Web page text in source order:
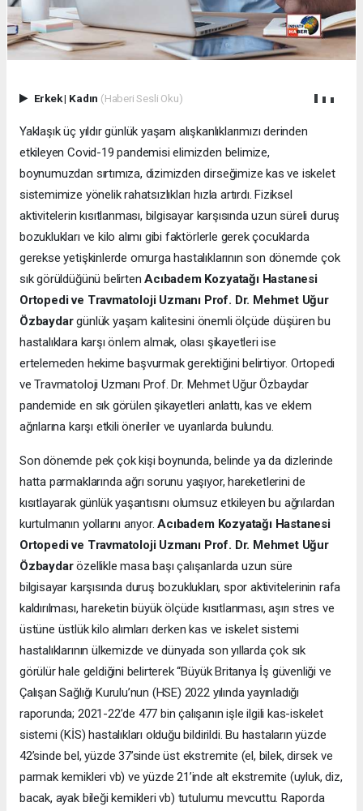
Erkek| Kadın (Haberi Sesli Oku)
Yaklaşık üç yıldır günlük yaşam alışkanlıklarımızı derinden
etkileyen Covid-19 pandemisi elimizden belimize,
boynumuzdan sırtımıza, dizimizden dirseğimize kas ve iskelet
sistemimize yönelik rahatsızlıkları hızla artırdı. Fiziksel
aktivitelerin kısıtlanması, bilgisayar karşısında uzun süreli duruş
bozuklukları ve kilo alımı gibi faktörlerle gerek çocuklarda
gerekse yetişkinlerde omurga hastalıklarının son dönemde çok
sık görüldüğünü belirtenAcıbadem Kozyatağı Hastanesi
Ortopedi ve Travmatoloji Uzmanı Prof. Dr. Mehmet Uğur
Özbaydargünlük yaşam kalitesini önemli ölçüde düşüren bu
hastalıklara karşı önlem almak, olası şikayetleri ise
ertelemeden hekime başvurmak gerektiğini belirtiyor. Ortopedi
ve Travmatoloji Uzmanı Prof. Dr. Mehmet Uğur Özbaydar
pandemide en sık görülen şikayetleri anlattı, kas ve eklem
ağrılarına karşı etkili öneriler ve uyarılarda bulundu.
Son dönemde pek çok kişi boynunda, belinde ya da dizlerinde
hatta parmaklarında ağrı sorunu yaşıyor, hareketlerini de
kısıtlayarak günlük yaşantısını olumsuz etkileyen bu ağrılardan
kurtulmanın yollarını arıyor.Acıbadem Kozyatağı Hastanesi
Ortopedi ve Travmatoloji Uzmanı Prof. Dr. Mehmet Uğur
Özbaydarözellikle masa başı çalışanlarda uzun süre
bilgisayar karşısında duruş bozuklukları, spor aktivitelerinin rafa
kaldırılması, hareketin büyük ölçüde kısıtlanması, aşırı stres ve
üstüne üstlük kilo alımları derken kas ve iskelet sistemi
hastalıklarının ülkemizde ve dünyada son yıllarda çok sık
görülür hale geldiğini belirterek “Büyük Britanya İş güvenliği ve
Çalışan Sağlığı Kurulu’nun (HSE) 2022 yılında yayınladığı
raporunda; 2021-22’de 477 bin çalışanın işle ilgili kas-iskelet
sistemi (KİS) hastalıkları olduğu bildirildi. Bu hastaların yüzde
42’sinde bel, yüzde 37’sinde üst ekstremite (el, bilek, dirsek ve
parmak kemikleri vb) ve yüzde 21’inde alt ekstremite (uyluk, diz,
bacak, ayak bileği kemikleri vb) tutulumu mevcuttu. Raporda